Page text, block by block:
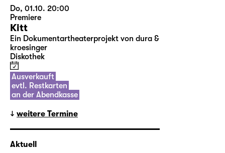
Do, 01.10. 20:00
Premiere
Kitt
Ein Dokumentartheaterprojekt von dura &
kroesinger
Diskothek
Ausverkauft
evtl. Restkarten
an der Abendkasse
weitere Termine
Aktuell